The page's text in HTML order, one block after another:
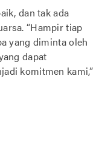
dan tak ada
“Hampir tiap
yang diminta oleh
dapat
komitmen kami,”